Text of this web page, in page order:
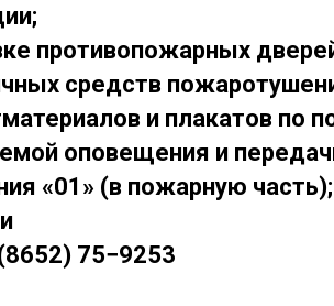
противопожарных
средств
и плакатов по
оповещения и
«01» (в пожарную часть);
75−9253